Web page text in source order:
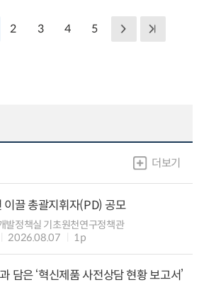
2 3 4 5
더보기
이끌 총괄지휘자(PD) 공모
발정책실 기초원천연구정책관
2026.08.07 1p
담은 ‘혁신제품 사전상담 현황 보고서’